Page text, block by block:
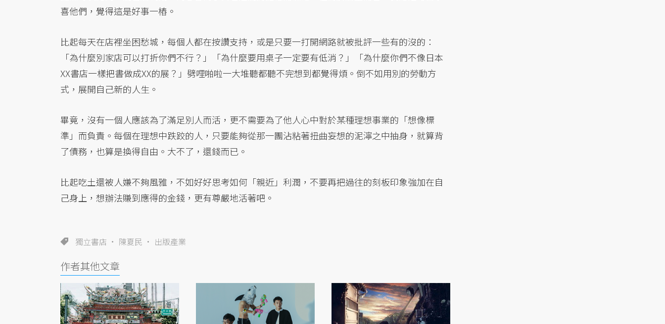
喜他們，覺得這是好事一樁。
比起每天在店裡坐困愁城，每個人都在按讚支持，或是只要一打開網路就被批評一些有的沒的：
「為什麼別家店可以打折你們不行？」「為什麼要用桌子一定要有低消？」「為什麼你們不像日本
XX書店一樣把書做成XX的展？」劈哩啪啦一大堆聽都聽不完想到都覺得煩。倒不如用別的勞動方
式，展開自己新的人生。
畢竟，沒有一個人應該為了滿足別人而活，更不需要為了他人心中對於某種理想事業的「想像標
準」而負責。每個在理想中跌跤的人，只要能夠從那一團沾粘著扭曲妄想的泥濘之中抽身，就算背
了債務，也算是換得自由。大不了，還錢而已。
比起吃土還被人嫌不夠風雅，不如好好思考如何「親近」利潤，不要再把過往的刻板印象強加在自
己身上，想辦法賺到應得的金錢，更有尊嚴地活著吧。
獨立書店 陳夏民 出版產業
作者其他文章